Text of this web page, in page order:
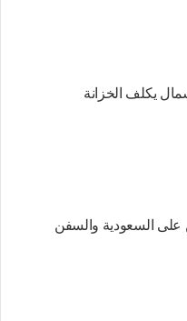
يكلف الخزانة
على السعودية والسفن